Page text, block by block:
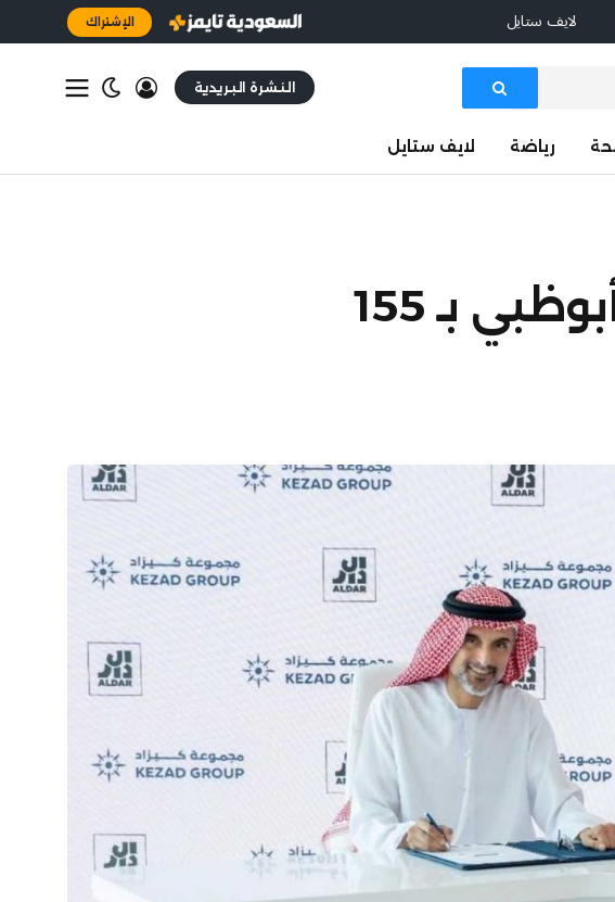
لايف ستايل الإشتراك
النشرة البريدية
رياضة لايف ستايل
الدار تشتري أصول لوجستية من موانئ أبوظبي بـ 155